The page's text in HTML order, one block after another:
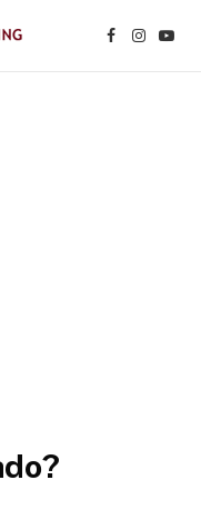
Facebook